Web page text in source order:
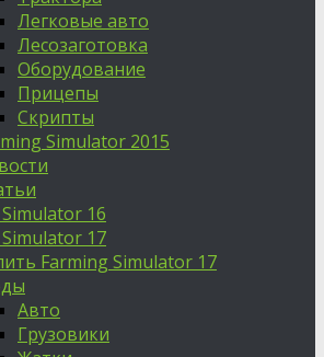
Легковые авто
Лесозаготовка
Оборудование
Прицепы
Скрипты
Simulator 2015
16
17
Farming Simulator 17
Авто
Грузовики